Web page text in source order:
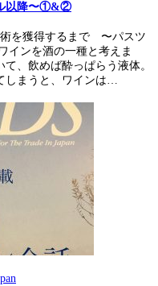
以降〜①&②
を獲得するまで 〜パスツ
インを酒の一種と考えま
、飲めば酔っぱらう液体。
しまうと、ワインは…